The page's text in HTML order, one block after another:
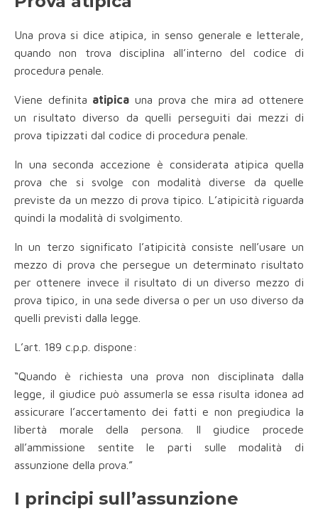
Una prova si dice atipica, in senso generale e letterale,
quando non trova disciplina all’interno del codice di
procedura penale.
Viene definita atipica una prova che mira ad ottenere
un risultato diverso da quelli perseguiti dai mezzi di
prova tipizzati dal codice di procedura penale.
In una seconda accezione è considerata atipica quella
prova che si svolge con modalità diverse da quelle
previste da un mezzo di prova tipico. L’atipicità riguarda
quindi la modalità di svolgimento.
In un terzo significato l’atipicità consiste nell’usare un
mezzo di prova che persegue un determinato risultato
per ottenere invece il risultato di un diverso mezzo di
prova tipico, in una sede diversa o per un uso diverso da
quelli previsti dalla legge.
L’art. 189 c.p.p. dispone:
“Quando è richiesta una prova non disciplinata dalla
legge, il giudice può assumerla se essa risulta idonea ad
assicurare l’accertamento dei fatti e non pregiudica la
libertà morale della persona. Il giudice procede
all’ammissione sentite le parti sulle modalità di
assunzione della prova.”
I principi sull’assunzione